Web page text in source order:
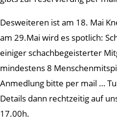
Desweiteren ist am 18. Mai
am 29.Mai wird es spotlich:
einiger schachbegeisterter
mindestens 8
Anmedlung bitte per mail …
Details dann rechtzeitig auf
17.00h.